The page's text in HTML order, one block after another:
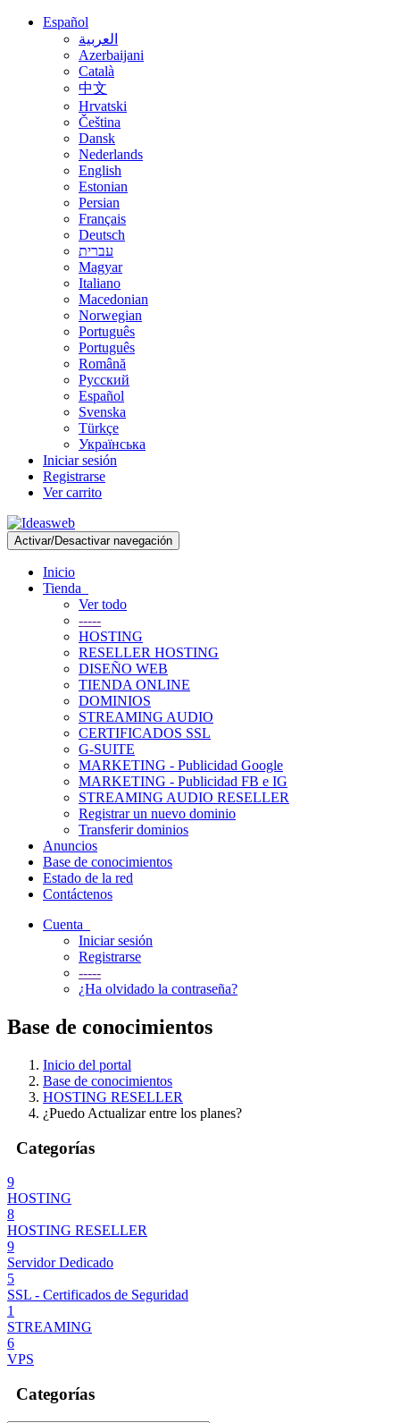
Español
العربية
Azerbaijani
Català
中文
Hrvatski
Čeština
Dansk
Nederlands
English
Estonian
Persian
Français
Deutsch
עברית
Magyar
Italiano
Macedonian
Norwegian
Português
Português
Română
Русский
Español
Svenska
Türkçe
Українська
Iniciar sesión
Registrarse
Ver carrito
Activar/Desactivar navegación
Inicio
Tienda
Ver todo
-----
HOSTING
RESELLER HOSTING
DISEÑO WEB
TIENDA ONLINE
DOMINIOS
STREAMING AUDIO
CERTIFICADOS SSL
G-SUITE
MARKETING - Publicidad Google
MARKETING - Publicidad FB e IG
STREAMING AUDIO RESELLER
Registrar un nuevo dominio
Transferir dominios
Anuncios
Base de conocimientos
Estado de la red
Contáctenos
Cuenta
Iniciar sesión
Registrarse
-----
¿Ha olvidado la contraseña?
Base de conocimientos
Inicio del portal
Base de conocimientos
HOSTING RESELLER
¿Puedo Actualizar entre los planes?
Categorías
9
HOSTING
8
HOSTING RESELLER
9
Servidor Dedicado
5
SSL - Certificados de Seguridad
1
STREAMING
6
VPS
Categorías